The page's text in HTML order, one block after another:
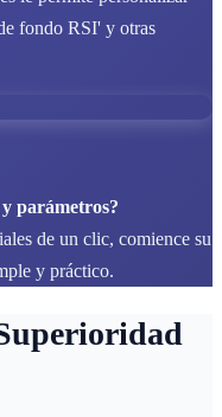
fondo RSI' y otras
parámetros?
de un clic, comience su
y práctico.